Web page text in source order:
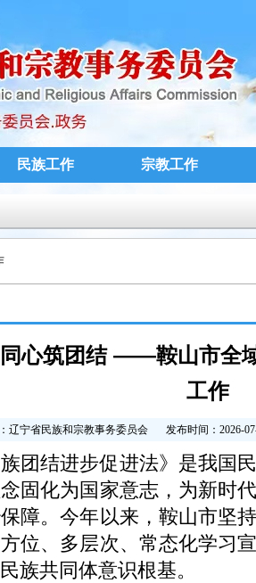
民族工作 宗教工作
心筑团结 ——鞍山市全
工作
辽宁省民族和宗教事务委员会 发布时间：2026-
族团结进步促进法》是我国
固化为国家意志，为新时
障。今年以来， 鞍山市坚
位、多层次、常态化学习
族共同体意识根基。